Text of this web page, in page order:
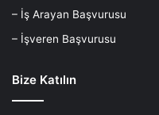
– İş Arayan Başvurusu
– İşveren Başvurusu
Bize Katılın